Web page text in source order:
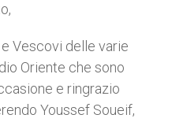
Vescovi delle varie
Oriente che sono
e ringrazio
Youssef Soueif,